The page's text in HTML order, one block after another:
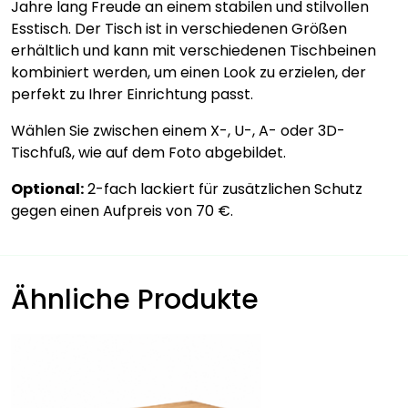
Jahre lang Freude an einem stabilen und stilvollen
Esstisch. Der Tisch ist in verschiedenen Größen
erhältlich und kann mit verschiedenen Tischbeinen
kombiniert werden, um einen Look zu erzielen, der
perfekt zu Ihrer Einrichtung passt.
Wählen Sie zwischen einem X-, U-, A- oder 3D-
Tischfuß, wie auf dem Foto abgebildet.
Optional:2-fach lackiert für zusätzlichen Schutz
gegen einen Aufpreis von 70 €.
Ähnliche Produkte